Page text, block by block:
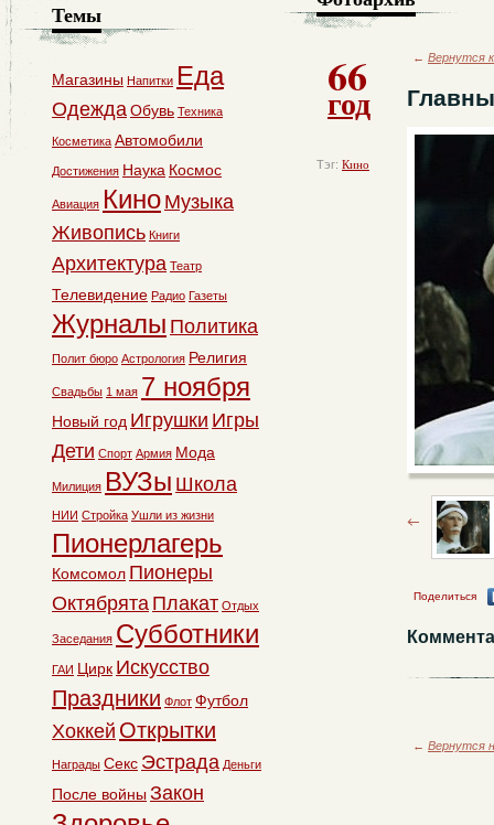
66
год
Тэг: Кино
← Вернутся
Поделиться
← Вернутся
Темы
Магазины Напитки Еда
ОдеждаОбувь Техника
Косметика Автомобили
Достижения Наука Космос
Авиация Кино Музыка
Живопись Книги
Архитектура Театр
Телевидение Радио Газеты
Журналы Политика
Полит бюро Астрология Религия
Свадьбы 1 мая 7 ноября
Новый год Игрушки Игры
Дети Спорт Армия Мода
Милиция ВУЗы Школа
НИИ Стройка Ушли из жизни
Пионерлагерь
Комсомол Пионеры
Октябрята Плакат Отдых
Заседания Субботники
ГАИ Цирк Искусство
Праздники Флот Футбол
Хоккей Открытки
Награды Секс Эстрада Деньги
После войны Закон